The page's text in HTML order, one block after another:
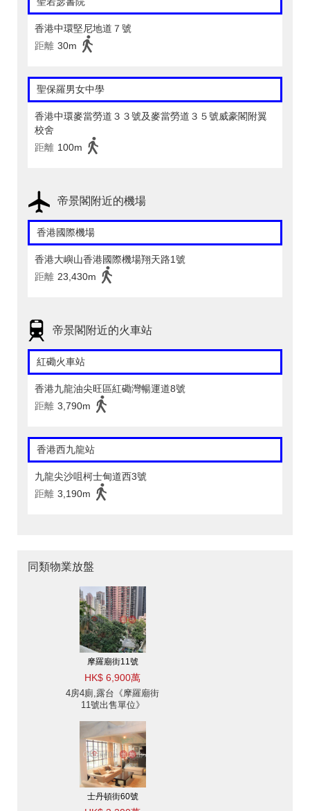
香港中環堅尼地道７號
距離 30m
聖保羅男女中學
香港中環麥當勞道３３號及麥當勞道３５號威豪閣附翼
校舍
距離 100m
帝景閣附近的機場
香港國際機場
香港大嶼山香港國際機場翔天路1號
距離 23,430m
帝景閣附近的火車站
紅磡火車站
香港九龍油尖旺區紅磡灣暢運道8號
距離 3,790m
香港西九龍站
九龍尖沙咀柯士甸道西3號
距離 3,190m
同類物業放盤
摩羅廟街11號
HK$ 6,900萬
4房4廁,露台《摩羅廟街
11號出售單位》
士丹頓街60號